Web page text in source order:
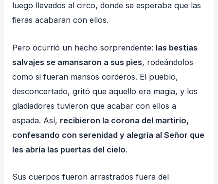
luego llevados al circo, donde se esperaba que las
fieras acabaran con ellos.
Pero ocurrió un hecho sorprendente: las bestias
salvajes se amansaron a sus pies, rodeándolos
como si fueran mansos corderos. El pueblo,
desconcertado, gritó que aquello era magia, y los
gladiadores tuvieron que acabar con ellos a
espada. Así, recibieron la corona del martirio,
confesando con serenidad y alegría al Señor que
les abría las puertas del cielo.
Sus cuerpos fueron arrastrados fuera del